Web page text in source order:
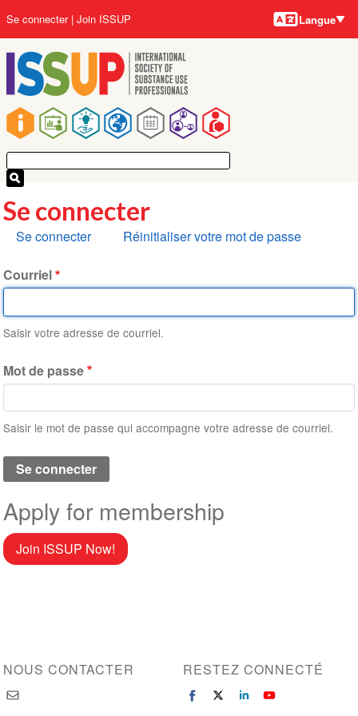
au
contenu
principal
Main
navigation
User
account
menu
Se connecter Join ISSUP Langues
Langue
Se connecter
Onglets
Se connecter Réinitialiser votre mot de passe
Courriel
Saisir votre adresse de courriel.
Mot de passe
Saisir le mot de passe qui accompagne votre adresse de courriel.
Apply for membership
Join ISSUP Now!
NOUS CONTACTER RESTEZ CONNECTÉ